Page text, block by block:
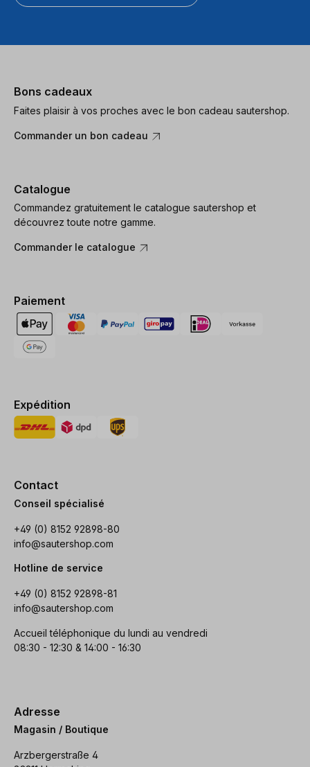
Bons cadeaux
Faites plaisir à vos proches avec le bon cadeau sautershop.
Commander un bon cadeau
Catalogue
Commandez gratuitement le catalogue sautershop et
découvrez toute notre gamme.
Commander le catalogue
Paiement
Expédition
Contact
Conseil spécialisé
+49 (0) 8152 92898-80
info@sautershop.com
Hotline de service
+49 (0) 8152 92898-81
info@sautershop.com
Accueil téléphonique du lundi au vendredi
08:30 - 12:30 & 14:00 - 16:30
Adresse
Magasin / Boutique
Arzbergerstraße 4